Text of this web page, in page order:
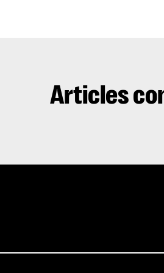
Articles